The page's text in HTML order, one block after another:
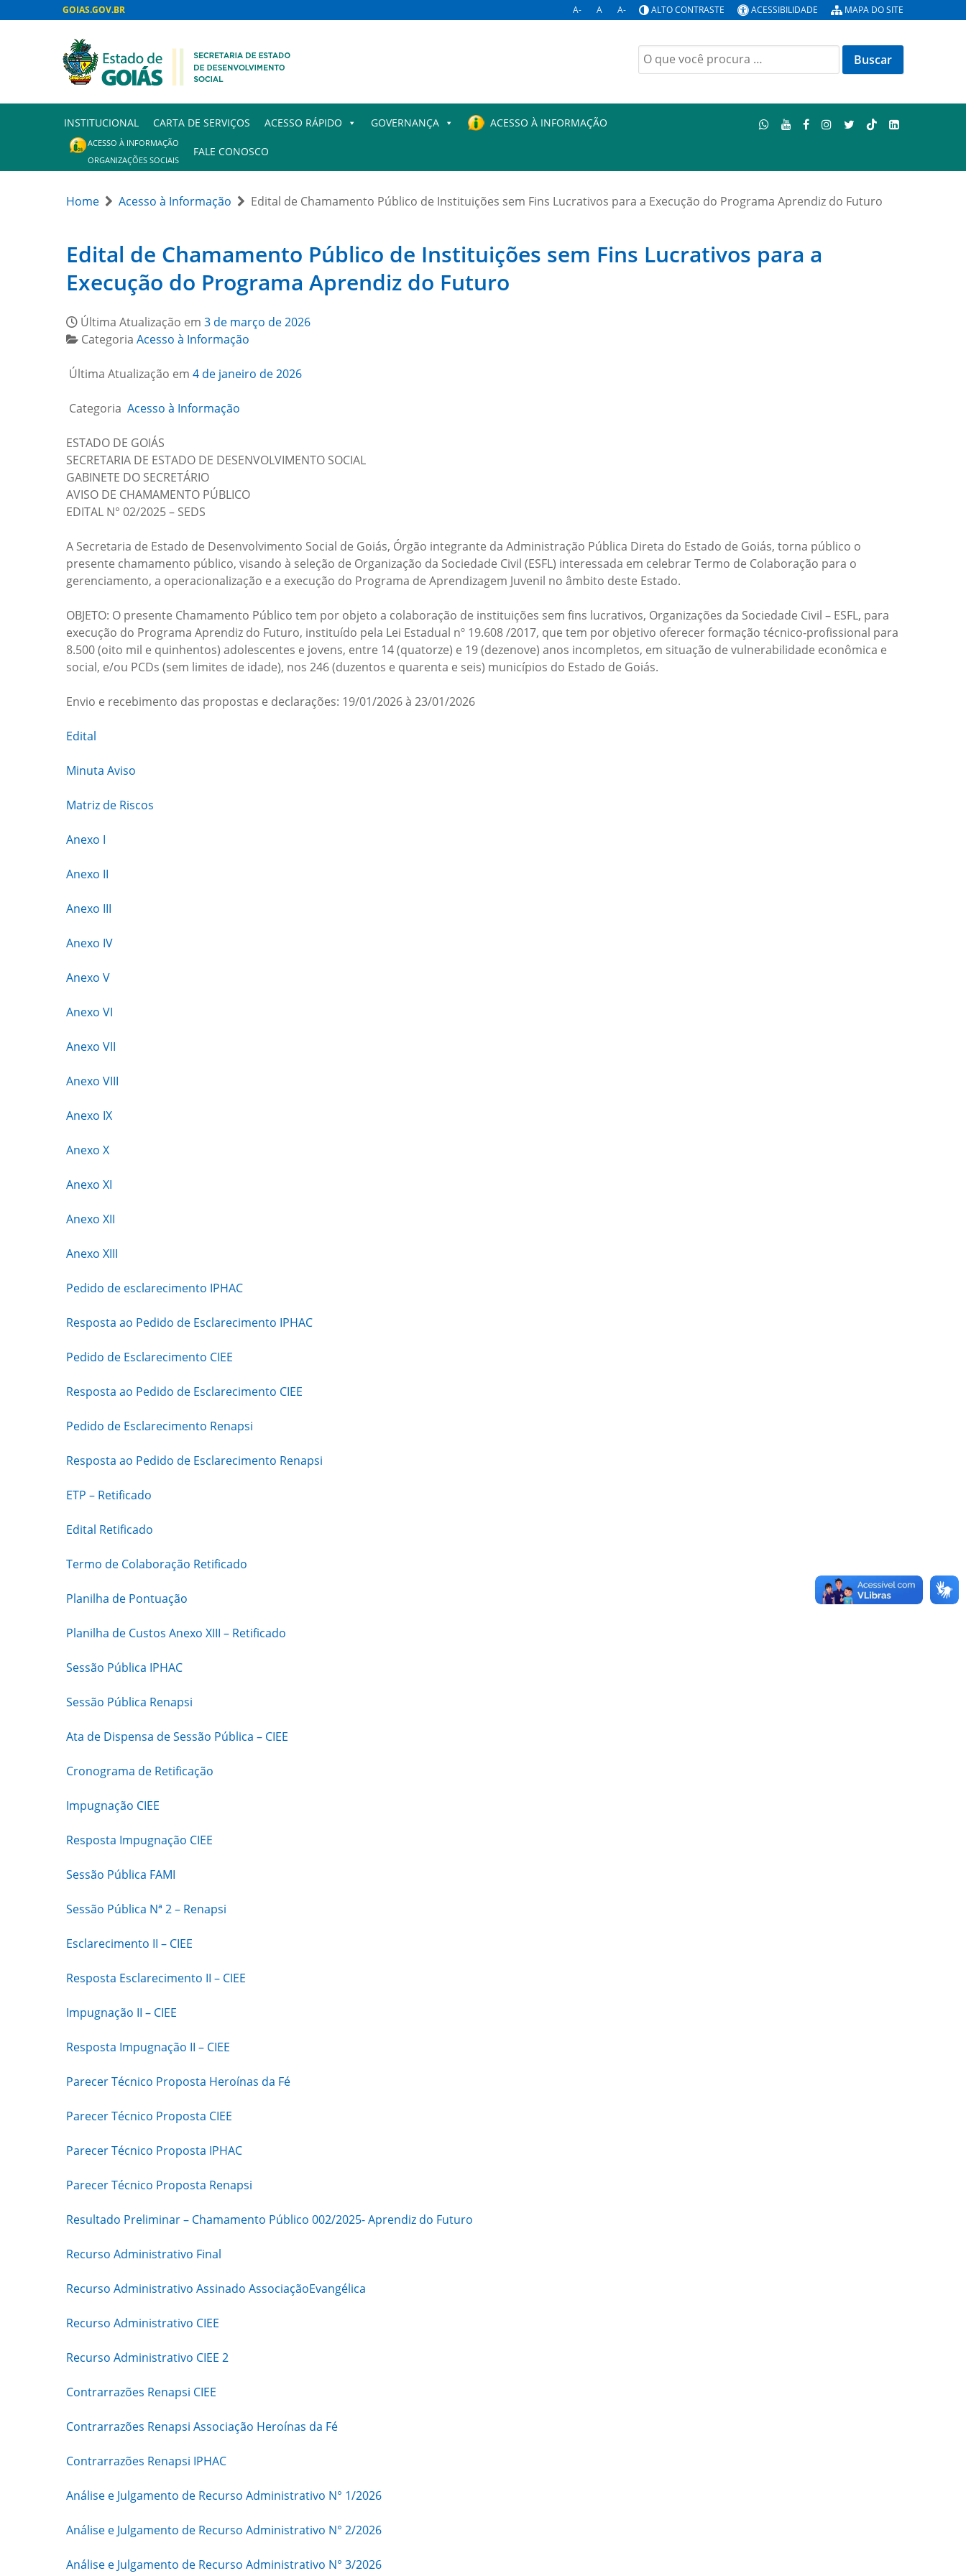
GOIAS.GOV.BR A- A A- ALTO CONTRASTE ACESSIBILIDADE MAPA DO SITE
Buscar
por:
INSTITUCIONAL CARTA DE SERVIÇOS ACESSO RÁPIDO GOVERNANÇA ACESSO À INFORMAÇÃO
ACESSO À INFORMAÇÃO
ORGANIZAÇÕES SOCIAIS
FALE CONOSCO
Home Acesso à Informação Edital de Chamamento Público de Instituições sem Fins Lucrativos para a Execução do Programa Aprendiz do Futuro
Edital de Chamamento Público de Instituições sem Fins Lucrativos para a
Execução do Programa Aprendiz do Futuro
Última Atualização em 3 de março de 2026
Categoria Acesso à Informação
Última Atualização em 4 de janeiro de 2026
Categoria Acesso à Informação
ESTADO DE GOIÁS
SECRETARIA DE ESTADO DE DESENVOLVIMENTO SOCIAL
GABINETE DO SECRETÁRIO
AVISO DE CHAMAMENTO PÚBLICO
EDITAL N° 02/2025 – SEDS
A Secretaria de Estado de Desenvolvimento Social de Goiás, Órgão integrante da Administração Pública Direta do Estado de Goiás, torna público o
presente chamamento público, visando à seleção de Organização da Sociedade Civil (ESFL) interessada em celebrar Termo de Colaboração para o
gerenciamento, a operacionalização e a execução do Programa de Aprendizagem Juvenil no âmbito deste Estado.
OBJETO: O presente Chamamento Público tem por objeto a colaboração de instituições sem fins lucrativos, Organizações da Sociedade Civil – ESFL, para
execução do Programa Aprendiz do Futuro, instituído pela Lei Estadual nº 19.608 /2017, que tem por objetivo oferecer formação técnico-profissional para
8.500 (oito mil e quinhentos) adolescentes e jovens, entre 14 (quatorze) e 19 (dezenove) anos incompletos, em situação de vulnerabilidade econômica e
social, e/ou PCDs (sem limites de idade), nos 246 (duzentos e quarenta e seis) municípios do Estado de Goiás.
Envio e recebimento das propostas e declarações: 19/01/2026 à 23/01/2026
Edital
Minuta Aviso
Matriz de Riscos
Anexo I
Anexo II
Anexo III
Anexo IV
Anexo V
Anexo VI
Anexo VII
Anexo VIII
Anexo IX
Anexo X
Anexo XI
Anexo XII
Anexo XIII
Pedido de esclarecimento IPHAC
Resposta ao Pedido de Esclarecimento IPHAC
Pedido de Esclarecimento CIEE
Resposta ao Pedido de Esclarecimento CIEE
Pedido de Esclarecimento Renapsi
Resposta ao Pedido de Esclarecimento Renapsi
ETP – Retificado
Edital Retificado
Termo de Colaboração Retificado
Planilha de Pontuação
Planilha de Custos Anexo XIII – Retificado
Sessão Pública IPHAC
Sessão Pública Renapsi
Ata de Dispensa de Sessão Pública – CIEE
Cronograma de Retificação
Impugnação CIEE
Resposta Impugnação CIEE
Sessão Pública FAMI
Sessão Pública Nª 2 – Renapsi
Esclarecimento II – CIEE
Resposta Esclarecimento II – CIEE
Impugnação II – CIEE
Resposta Impugnação II – CIEE
Parecer Técnico Proposta Heroínas da Fé
Parecer Técnico Proposta CIEE
Parecer Técnico Proposta IPHAC
Parecer Técnico Proposta Renapsi
Resultado Preliminar – Chamamento Público 002/2025- Aprendiz do Futuro
Recurso Administrativo Final
Recurso Administrativo Assinado AssociaçãoEvangélica
Recurso Administrativo CIEE
Recurso Administrativo CIEE 2
Contrarrazões Renapsi CIEE
Contrarrazões Renapsi Associação Heroínas da Fé
Contrarrazões Renapsi IPHAC
Análise e Julgamento de Recurso Administrativo N° 1/2026
Análise e Julgamento de Recurso Administrativo N° 2/2026
Análise e Julgamento de Recurso Administrativo N° 3/2026